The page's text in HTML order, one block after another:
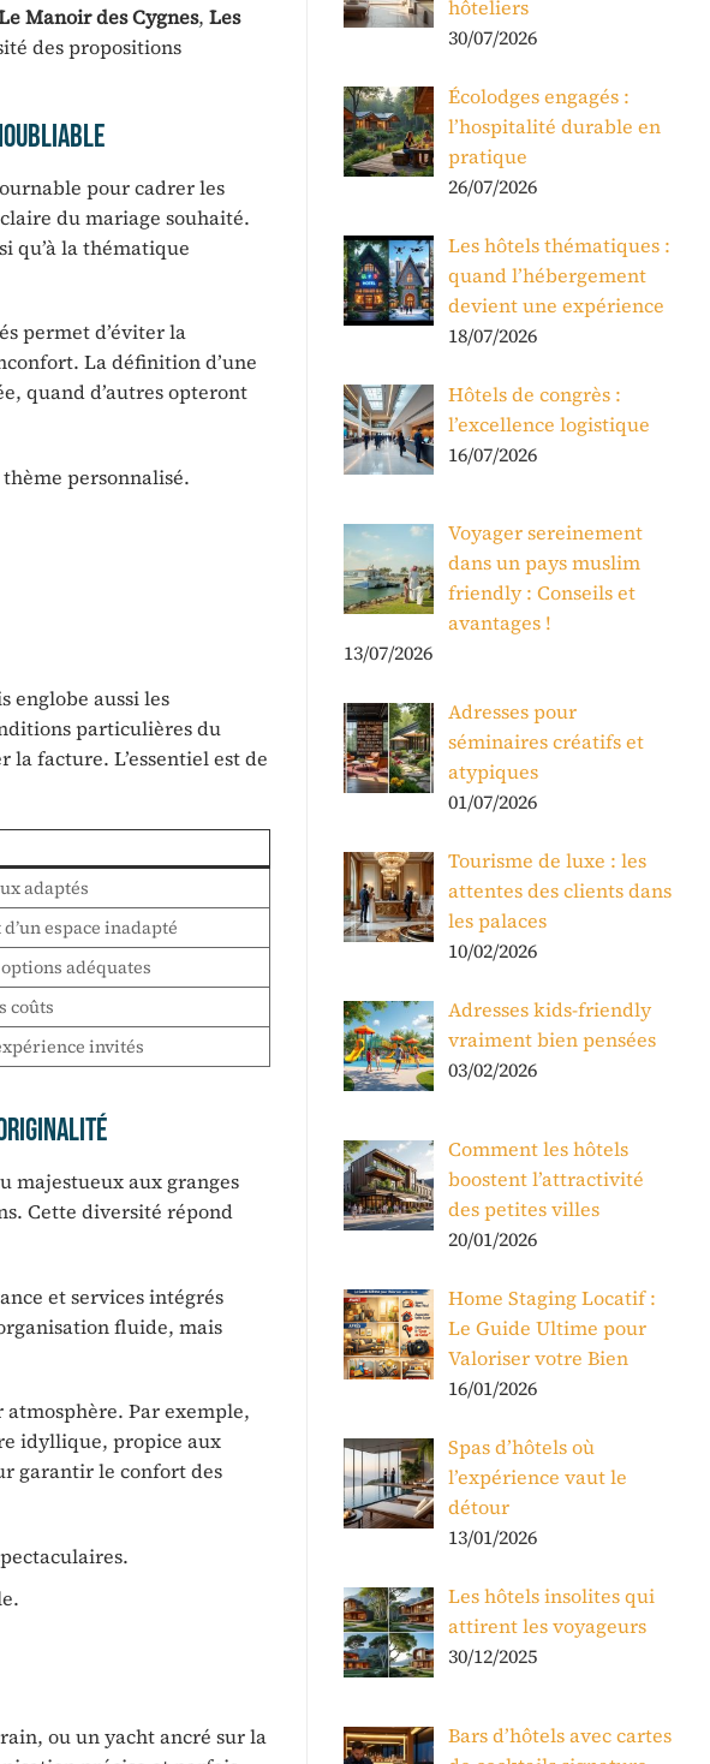
Manoir des Cygnes, Les
des propositions
pour cadrer les
du mariage souhaité.
qu’à la thématique
permet d’éviter la
La définition d’une
quand d’autres opteront
personnalisé.
englobe aussi les
particulières du
facture. L’essentiel est de
adaptés
d’un espace inadapté
adéquates
coûts
invités
majestueux aux granges
Cette diversité répond
et services intégrés
fluide, mais
Par exemple,
idyllique, propice aux
garantir le confort des
ou un yacht ancré sur la
hôteliers
30/07/2026
Écolodges engagés :
l’hospitalité durable en
pratique
26/07/2026
Les hôtels thématiques :
quand l’hébergement
devient une expérience
18/07/2026
Hôtels de congrès :
l’excellence logistique
16/07/2026
Voyager sereinement
dans un pays muslim
friendly : Conseils et
avantages !
13/07/2026
Adresses pour
séminaires créatifs et
atypiques
01/07/2026
Tourisme de luxe : les
attentes des clients dans
les palaces
10/02/2026
Adresses kids-friendly
vraiment bien pensées
03/02/2026
Comment les hôtels
boostent l’attractivité
des petites villes
20/01/2026
Home Staging Locatif :
Le Guide Ultime pour
Valoriser votre Bien
16/01/2026
Spas d’hôtels où
l’expérience vaut le
détour
13/01/2026
Les hôtels insolites qui
attirent les voyageurs
30/12/2025
Bars d’hôtels avec cartes